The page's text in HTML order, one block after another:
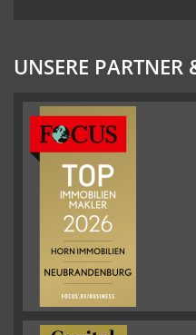
UNSERE